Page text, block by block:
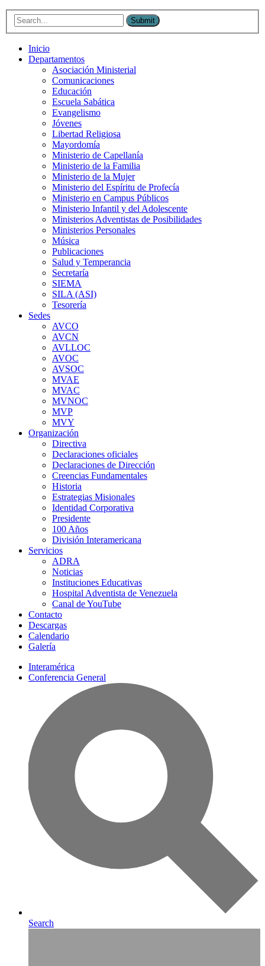
Submit
Inicio
Departamentos
Asociación Ministerial
Comunicaciones
Educación
Escuela Sabática
Evangelismo
Jóvenes
Libertad Religiosa
Mayordomía
Ministerio de Capellanía
Ministerio de la Familia
Ministerio de la Mujer
Ministerio del Espíritu de Profecía
Ministerio en Campus Públicos
Ministerio Infantil y del Adolescente
Ministerios Adventistas de Posibilidades
Ministerios Personales
Música
Publicaciones
Salud y Temperancia
Secretaría
SIEMA
SILA (ASI)
Tesorería
Sedes
AVCO
AVCN
AVLLOC
AVOC
AVSOC
MVAE
MVAC
MVNOC
MVP
MVY
Organización
Directiva
Declaraciones oficiales
Declaraciones de Dirección
Creencias Fundamentales
Historia
Estrategias Misionales
Identidad Corporativa
Presidente
100 Años
División Interamericana
Servicios
ADRA
Noticias
Instituciones Educativas
Hospital Adventista de Venezuela
Canal de YouTube
Contacto
Descargas
Calendario
Galería
Interamérica
Conferencia General
Search